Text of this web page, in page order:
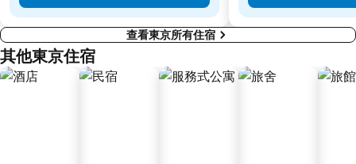
查看東京所有住宿
其他東京住宿